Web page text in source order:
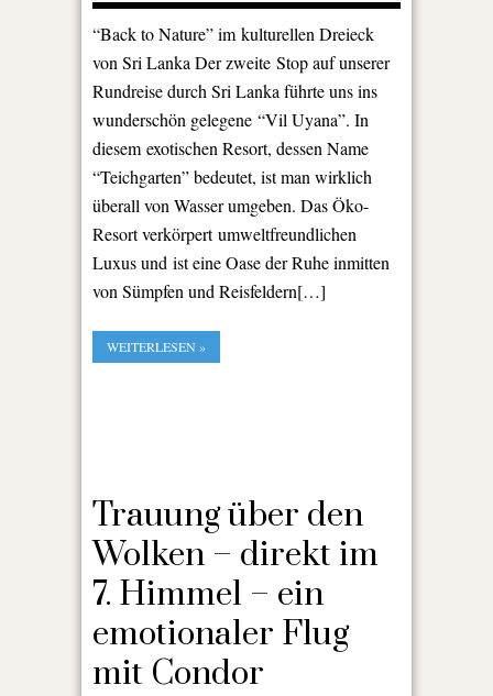
“Back to Nature” im kulturellen Dreieck
von Sri Lanka Der zweite Stop auf unserer
Rundreise durch Sri Lanka führte uns ins
wunderschön gelegene “Vil Uyana”. In
diesem exotischen Resort, dessen Name
“Teichgarten” bedeutet, ist man wirklich
überall von Wasser umgeben. Das Öko-
Resort verkörpert umweltfreundlichen
Luxus und ist eine Oase der Ruhe inmitten
von Sümpfen und Reisfeldern[…]
WEITERLESEN »
Trauung über den
Wolken – direkt im
7. Himmel – ein
emotionaler Flug
mit Condor